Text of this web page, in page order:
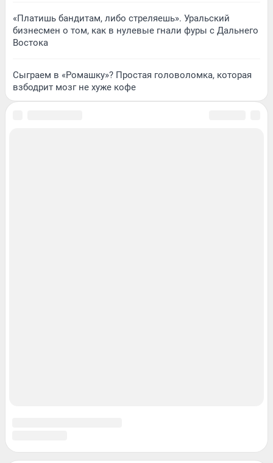
«Платишь бандитам, либо стреляешь». Уральский
бизнесмен о том, как в нулевые гнали фуры с Дальнего
Востока
Сыграем в «Ромашку»? Простая головоломка, которая
взбодрит мозг не хуже кофе